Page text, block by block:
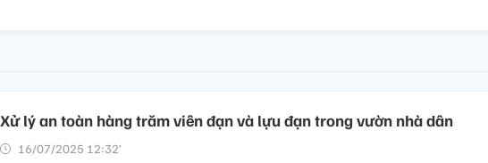
Xử lý an toàn hàng trăm viên đạn và lựu đạn trong vườn nhà dân
16/07/2025 12:32’